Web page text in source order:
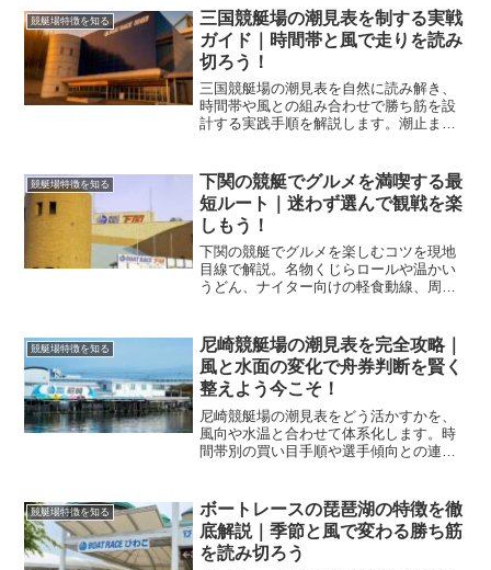
ます。
競艇場特徴を知る
三国競艇場の潮見表を制する実戦
ガイド｜時間帯と風で走りを読み
切ろう！
三国競艇場の潮見表を自然に読み解き、
時間帯や風との組み合わせで勝ち筋を設
計する実践手順を解説します。潮止まり
ます。
競艇場特徴を知る
下関の競艇でグルメを満喫する最
短ルート｜迷わず選んで観戦を楽
しもう！
下関の競艇でグルメを楽しむコツを現地
目線で解説。名物くじらロールや温かい
うどん、ナイター向けの軽食動線、周辺
競艇場特徴を知る
尼崎競艇場の潮見表を完全攻略｜
風と水面の変化で舟券判断を賢く
整えよう今こそ！
尼崎競艇場の潮見表をどう活かすかを、
風向や水温と合わせて体系化します。時
間帯別の買い目手順や選手傾向との連
競艇場特徴を知る
ボートレースの琵琶湖の特徴を徹
底解説｜季節と風で変わる勝ち筋
を読み切ろう